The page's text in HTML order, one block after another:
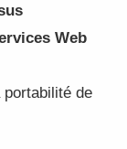
Web
de